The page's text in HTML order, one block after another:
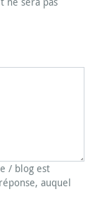
/ blog est
auquel